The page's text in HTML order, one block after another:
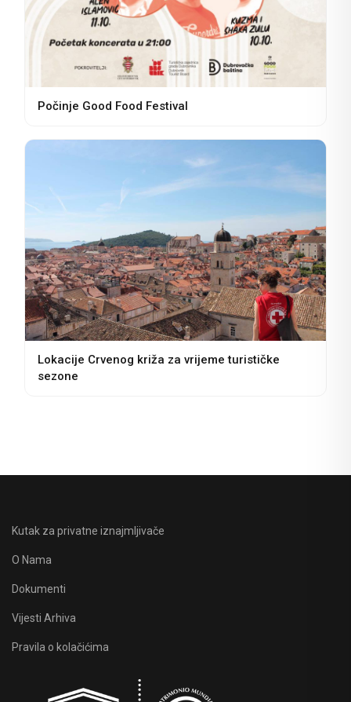
Počinje Good Food Festival
Lokacije Crvenog križa za vrijeme turističke
sezone
Kutak za privatne iznajmljivače
O Nama
Dokumenti
Vijesti Arhiva
Pravila o kolačićima